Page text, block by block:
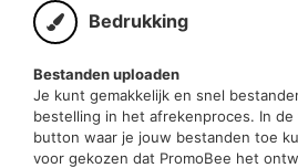
Bedrukking
Bestanden uploaden
Je kunt gemakkelijk en snel
bestelling in het afrekenproces. In
button waar je jouw bestanden toe
voor gekozen dat PromoBee het